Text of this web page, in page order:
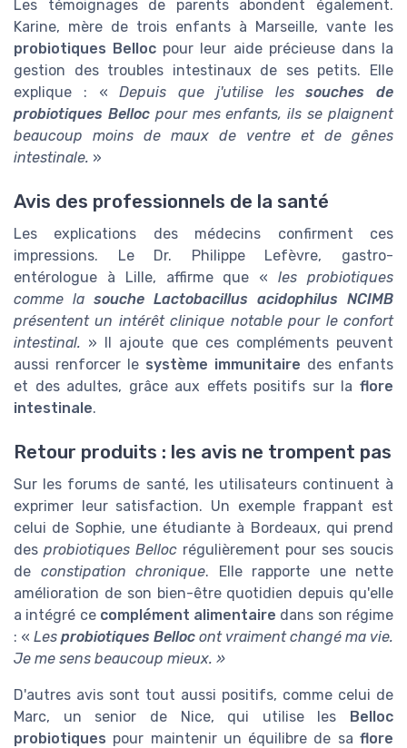
Les témoignages de parents abondent également.
Karine, mère de trois enfants à Marseille, vante les
probiotiques Belloc pour leur aide précieuse dans la
gestion des troubles intestinaux de ses petits. Elle
explique : «Depuis que j'utilise lessouches de
probiotiques Bellocpour mes enfants, ils se plaignent
beaucoup moins de maux de ventre et de gênes
intestinale. »
Avis des professionnels de la santé
Les explications des médecins confirment ces
impressions. Le Dr. Philippe Lefèvre, gastro-
entérologue à Lille, affirme que «les probiotiques
comme la souche Lactobacillus acidophilus NCIMB
présentent un intérêt clinique notable pour le confort
intestinal. » Il ajoute que ces compléments peuvent
aussi renforcer le système immunitaire des enfants
et des adultes, grâce aux effets positifs sur la flore
intestinale.
Retour produits : les avis ne trompent pas
Sur les forums de santé, les utilisateurs continuent à
exprimer leur satisfaction. Un exemple frappant est
celui de Sophie, une étudiante à Bordeaux, qui prend
des probiotiques Belloc régulièrement pour ses soucis
de constipation chronique. Elle rapporte une nette
amélioration de son bien-être quotidien depuis qu'elle
a intégré ce complément alimentaire dans son régime
: « Les probiotiques Belloc ont vraiment changé ma vie.
Je me sens beaucoup mieux. »
D'autres avis sont tout aussi positifs, comme celui de
Marc, un senior de Nice, qui utilise les Belloc
probiotiques pour maintenir un équilibre de sa flore